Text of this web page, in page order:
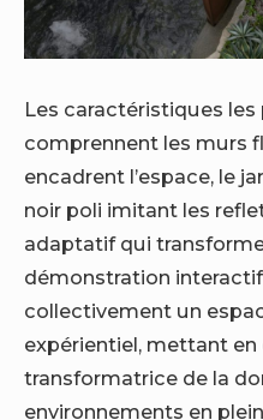
Les caractéristiques les
comprennent les murs
encadrent l’espace, le
noir poli imitant les
adaptatif qui
démonstration
collectivement un
expérientiel, mettant
transformatrice de la
environnements en